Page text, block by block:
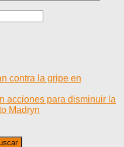
contra la gripe en
acciones para disminuir la
Madryn